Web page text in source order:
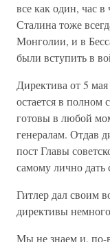
все как один, час
Сталина тоже
Монголии, и в
были вступить в
Директива от 5
остается в полном
готовы в любой
генералам. Отдав
пост Главы
самому лично
Гитлер дал своим
директивы
Мы не знаем и, по-